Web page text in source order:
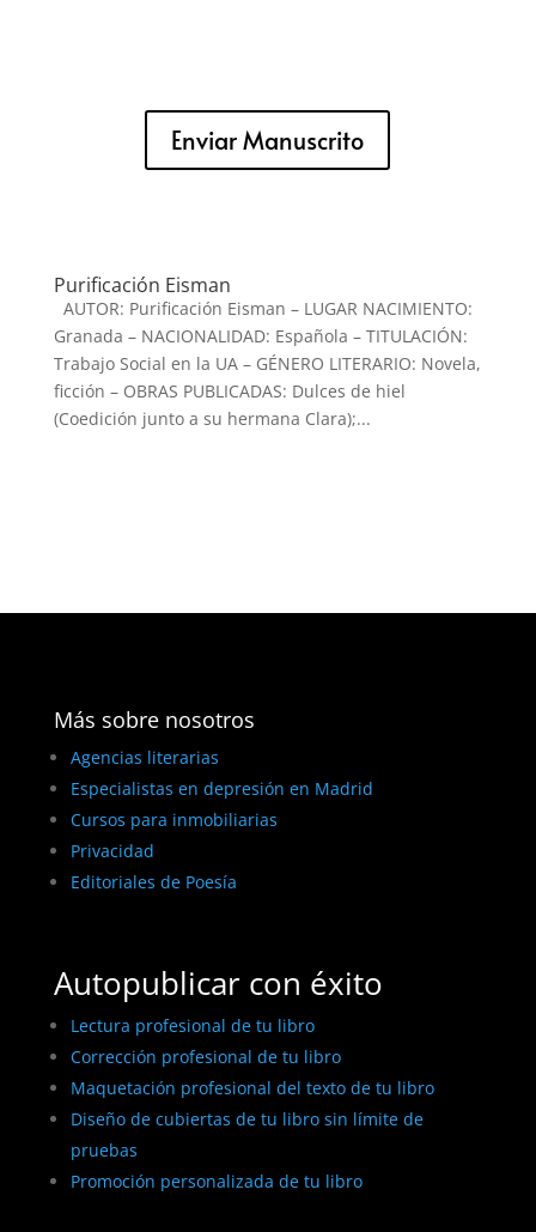
Enviar Manuscrito
Purificación Eisman
AUTOR: Purificación Eisman – LUGAR NACIMIENTO:
Granada – NACIONALIDAD: Española – TITULACIÓN:
Trabajo Social en la UA – GÉNERO LITERARIO: Novela,
ficción – OBRAS PUBLICADAS: Dulces de hiel
(Coedición junto a su hermana Clara);...
Más sobre nosotros
Agencias literarias
Especialistas en depresión en Madrid
Cursos para inmobiliarias
Privacidad
Editoriales de Poesía
Autopublicar con éxito
Lectura profesional de tu libro
Corrección profesional de tu libro
Maquetación profesional del texto de tu libro
Diseño de cubiertas de tu libro sin límite de
pruebas
Promoción personalizada de tu libro